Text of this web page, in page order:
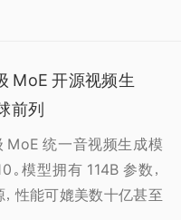
MoE 开源视频生
前列
MoE 统一音视频生成模
模型拥有 114B 参数，
性能可媲美数十亿甚至